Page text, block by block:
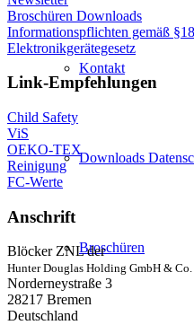
Kontakt
Downloads
Broschüren
Broschüren Downloads
Informationspflichten gemäß
Elektronikgerätegesetz
Link-Empfehlungen
Child Safety
ViS
OEKO-TEX
Reinigung
FC-Werte
Anschrift
Blöcker ZNL der
Hunter Douglas Holding GmbH &
Norderneystraße 3
28217 Bremen
Deutschland